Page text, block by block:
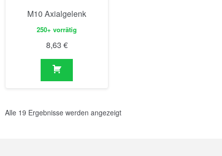
M10 Axialgelenk
250+ vorrätig
8,63 €
Alle 19 Ergebnisse werden angezeigt